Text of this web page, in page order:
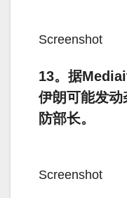
Screenshot
13。据
伊朗可能发动
防部长。
Screenshot